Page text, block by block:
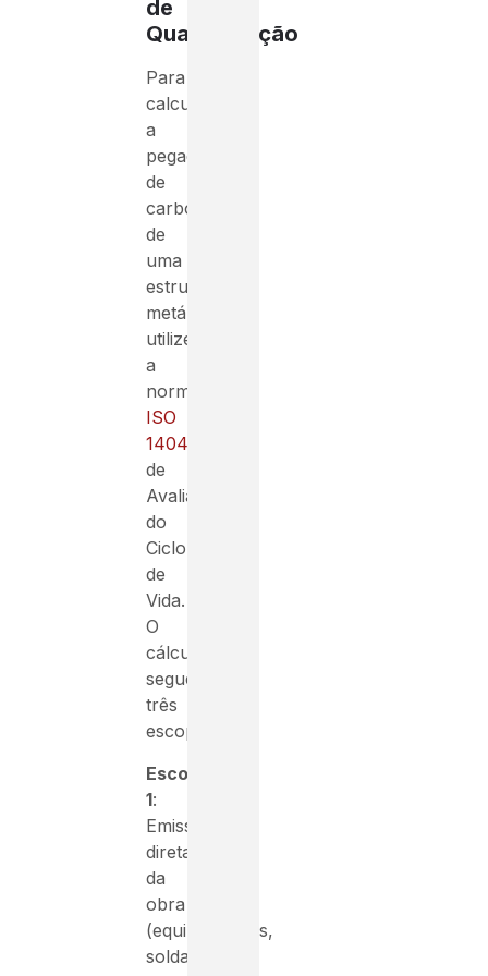
de
Quantificação
Para
calcular
a
pegada
de
carbono
de
uma
estrutura
metálica,
utilize
a
norma
ISO
14040:2006
de
Avaliação
do
Ciclo
de
Vida.
O
cálculo
segue
três
escopos:
Escopo
1:
Emissões
diretas
da
obra
(equipamentos,
soldagem)